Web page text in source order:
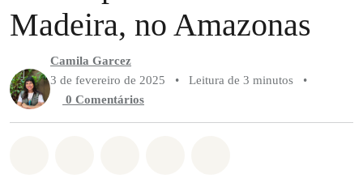
Madeira, no Amazonas
Camila Garcez
3 de fevereiro de 2025
• Leitura de 3 minutos
•
0 Comentários